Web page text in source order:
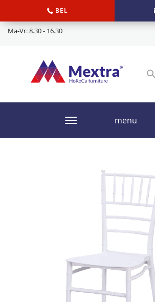
BEL
Ma-Vr: 8.30 - 16.30
menu